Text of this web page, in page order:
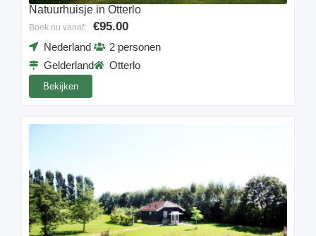
Natuurhuisje in Otterlo
Boek nu vanaf: €95.00
Nederland
Gelderland
2 personen
Otterlo
Bekijken